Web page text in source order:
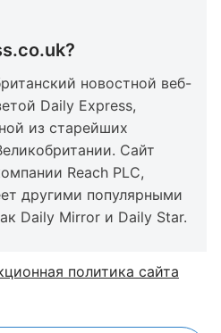
новостной веб-
Daily Express,
из старейших
Сайт
Reach PLC,
другими популярными
Daily Mirror и Daily Star.
политика сайта